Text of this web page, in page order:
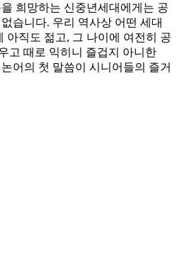
희망하는 신중년세대에게는 공
습니다. 우리 역사상 어떤 세대
아직도 젊고, 그 나이에 여전히 공
고 때로 익히니 즐겁지 아니한
어의 첫 말씀이 시니어들의 즐거